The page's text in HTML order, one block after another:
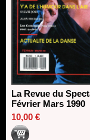
La Revue du
Février Mars 1990
10,00 €